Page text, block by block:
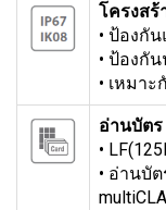
โครงส
• ป้องกั
• ป้องกั
• เหมา
อ่านบัตร
•
• อ่านบั